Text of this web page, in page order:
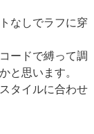
なしでラフに穿
ードで縛って調
と思います。
タイルに合わせ